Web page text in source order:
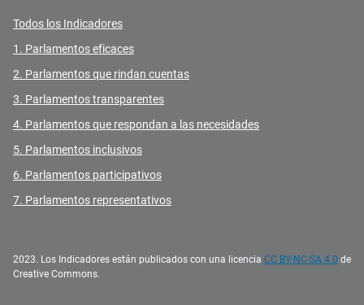
Todos los Indicadores
1. Parlamentos eficaces
2. Parlamentos que rindan cuentas
3. Parlamentos transparentes
4. Parlamentos que respondan a las necesidades
5. Parlamentos inclusivos
6. Parlamentos participativos
7. Parlamentos representativos
2023. Los Indicadores están publicados con una licencia CC BY-NC-SA 4.0 de
Creative Commons.